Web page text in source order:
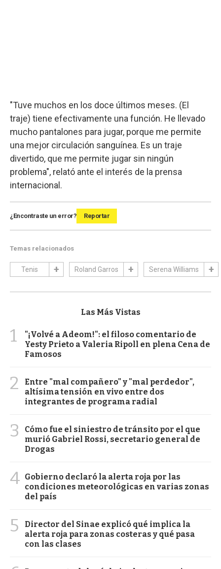
"Tuve muchos en los doce últimos meses. (El
traje) tiene efectivamente una función. He llevado
mucho pantalones para jugar, porque me permite
una mejor circulación sanguínea. Es un traje
divertido, que me permite jugar sin ningún
problema", relató ante el interés de la prensa
internacional.
¿Encontraste un error? Reportar
Temas relacionados
Tenis Roland Garros Serena Williams
Las Más Vistas
1
"¡Volvé a Adeom!": el filoso comentario de
Yesty Prieto a Valeria Ripoll en plena Cena de
Famosos
2
Entre "mal compañero" y "mal perdedor",
altísima tensión en vivo entre dos
integrantes de programa radial
3
Cómo fue el siniestro de tránsito por el que
murió Gabriel Rossi, secretario general de
Drogas
4 Gobierno declaró la alerta roja por las
condiciones meteorológicas en varias zonas
del país
5
Director del Sinae explicó qué implica la
alerta roja para zonas costeras y qué pasa
con las clases